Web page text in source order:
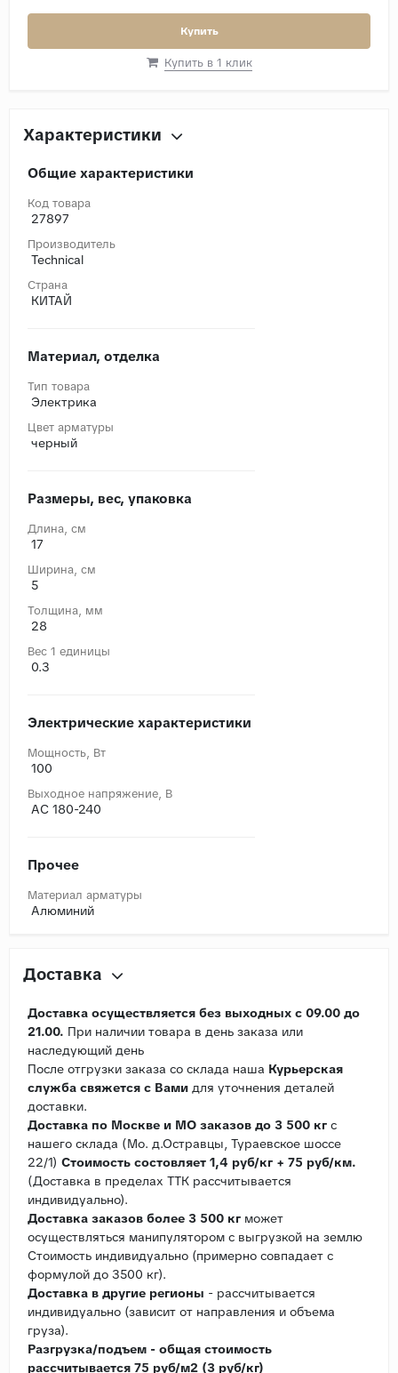
Купить
Купить в 1 клик
Характеристики
Общие характеристики
Код товара
27897
Производитель
Technical
Страна
КИТАЙ
Материал, отделка
Тип товара
Электрика
Цвет арматуры
черный
Размеры, вес, упаковка
Длина, cм
17
Ширина, cм
5
Толщина, мм
28
Вес 1 единицы
0.3
Электрические характеристики
Мощность, Вт
100
Выходное напряжение, В
AC 180-240
Прочее
Материал арматуры
Алюминий
Доставка
Доставка осуществляется без выходных с 09.00 до
21.00. При наличии товара в день заказа или
наследующий день
После отгрузки заказа со склада наша Курьерская
служба свяжется с Вами для уточнения деталей
доставки.
Доставка по Москве и МО заказов до 3 500 кг с
нашего склада (Мо. д.Остравцы, Тураевское шоссе
22/1) Стоимость состовляет 1,4 руб/кг + 75 руб/км.
(Доставка в пределах ТТК рассчитывается
индивидуально).
Доставка заказов более 3 500 кг может
осуществляться манипулятором с выгрузкой на землю
Стоимость индивидуально (примерно совпадает с
формулой до 3500 кг).
Доставка в другие регионы - рассчитывается
индивидуально (зависит от направления и объема
груза).
Разгрузка/подъем - общая стоимость
рассчитывается 75 руб/м2 (3 руб/кг)